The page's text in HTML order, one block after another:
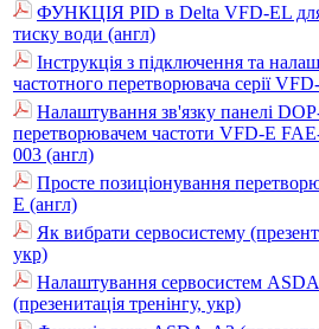
ФУНКЦІЯ PID в Delta VFD-EL
тиску води (англ)
Інструкція з підключення та
частотного перетворювача серії
Налаштування зв'язку панелі
перетворювачем частоти VFD-E
003 (англ)
Просте позиціонування
E (англ)
Як вибрати сервосистему
укр)
Налаштування сервосистем ASDA
(презенитація тренінгу, укр)